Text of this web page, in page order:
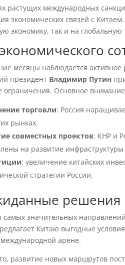
растущих международных
экономических связей с
экономику, так и на глобальную
месяцы наблюдается
президент Владимир Путин
ограничения. Основное внимание
торговли: Россия
рынках.
совместных проектов: КНР и
на развитие инфраструктуры
: увеличение китайских
стратегии России.
решения
значительных
Китаю выгодные
арене.
развитие новых маршрутов